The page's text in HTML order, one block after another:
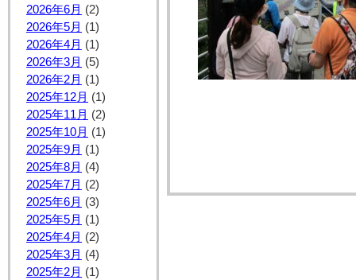
2026年6月 (2)
2026年5月 (1)
2026年4月 (1)
2026年3月 (5)
2026年2月 (1)
2025年12月 (1)
2025年11月 (2)
2025年10月 (1)
2025年9月 (1)
2025年8月 (4)
2025年7月 (2)
2025年6月 (3)
2025年5月 (1)
2025年4月 (2)
2025年3月 (4)
2025年2月 (1)